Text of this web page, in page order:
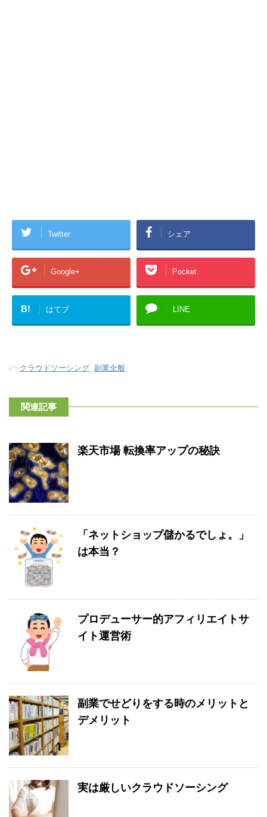
Twitter シェア
Google+ Pocket
B! はてブ LINE
-クラウドソーシング 副業全般
関連記事
楽天市場 転換率アップの秘訣
「ネットショップ儲かるでしょ。」
は本当？
プロデューサー的アフィリエイトサ
イト運営術
副業でせどりをする時のメリットと
デメリット
実は厳しいクラウドソーシング